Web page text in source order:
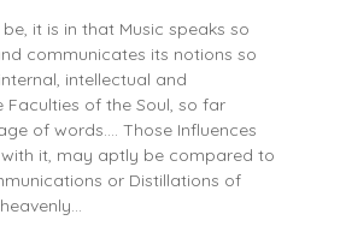
it is in that Music speaks so
communicates its notions so
intellectual and
Faculties of the Soul, so far
of words…. Those Influences
it, may aptly be compared to
or Distillations of